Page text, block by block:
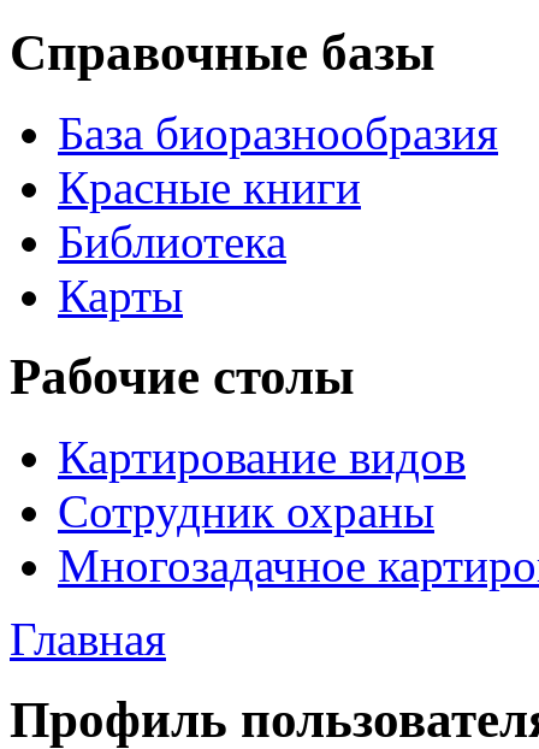
Справочные базы
База биоразнообразия
Красные книги
Библиотека
Карты
Рабочие столы
Картирование видов
Сотрудник охраны
Многозадачное
Главная
Профиль